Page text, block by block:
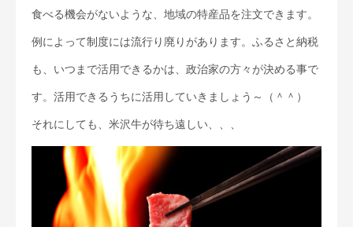
食べる機会がないような、地域の特産品を注文できます。
例によって制度には流行り廃りがあります。ふるさと納税
も、いつまで活用できるかは、政治家の方々が決める事で
す。活用できるうちに活用していきましょう～（＾＾）
それにしても、米沢牛が待ち遠しい、、、